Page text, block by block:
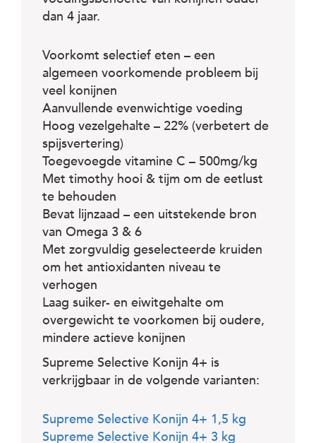
dan 4 jaar.
Voorkomt selectief eten – een
algemeen voorkomende probleem bij
veel konijnen
Aanvullende evenwichtige voeding
Hoog vezelgehalte – 22% (verbetert de
spijsvertering)
Toegevoegde vitamine C – 500mg/kg
Met timothy hooi & tijm om de eetlust
te behouden
Bevat lijnzaad – een uitstekende bron
van Omega 3 & 6
Met zorgvuldig geselecteerde kruiden
om het antioxidanten niveau te
verhogen
Laag suiker- en eiwitgehalte om
overgewicht te voorkomen bij oudere,
mindere actieve konijnen
Supreme Selective Konijn 4+ is
verkrijgbaar in de volgende varianten:
Supreme Selective Konijn 4+ 1,5 kg
Supreme Selective Konijn 4+ 3 kg